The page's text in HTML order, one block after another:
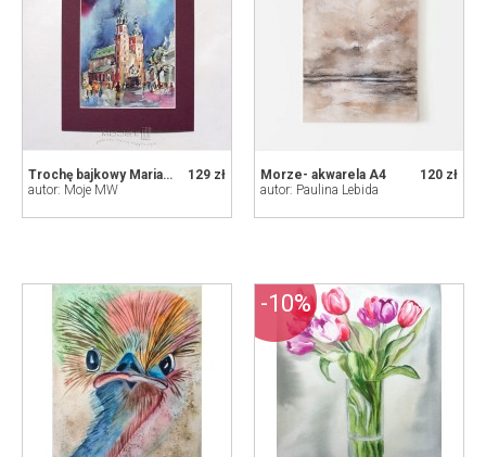
129 zł
Trochę bajkowy Mariacki
autor: Moje MW
120 zł
Morze- akwarela A4
autor: Paulina Lebida
-10%